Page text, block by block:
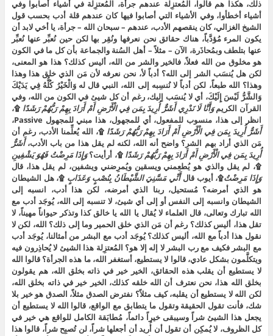
ذلك، هكذا هم قالوا، المُعتزِلة عندهم جرأة، المُعتزِلة في أشياء أصابوا وفي
أشياء أخطأوا، وفي الأشياء التي أصابوا فيها كان عندهم قلة أدب بحسب قول
الشيخ الغزالي، كان ينقصهم الأدب، عندهم – سبحان الله – جرأة، يا أخي لابد أن
يكون المرء مُؤدَّباً، هناك حقائق نحن نعرفها ونُقِر بها لكن حين نُعبِّر عنها نُعبِّر
عنها بتلطف وبمُحاذَرة، الآن – مثلاً – أهل السُنة والجماعة بأن كل ما في الكون
هو مخلوق من الله فعلاً، فالخير والشر من الله، أليس كذلك؟ هذا هو المعنى،
لكن هل يُنسَب الشر إلى الله؟ أدباً لأ، نحن نعرفه لأن مَن الذي خلق هذا وهذا
وهذا؟ الله طبعاً، لكن أدباً لا نُنسِبه إلى الله، النبي قال له وَالْخَيْرُ كُلُّهُ فِي يَدَيْكَ
وَالشَّرُّ لَيْسَ إِلَيْكَ، أي لا يُنسَب إليك، رغم أن كل شيئ في الكون من الله، وفي
القرآن الكريموَأَنَّا لَا نَدْرِي أَشَرٌّ أُرِيدَ بِمَن فِي الْأَرْضِ أَمْ أَرَادَ بِهِمْ رَبُّهُمْ رَشَدًا۩،
انظر إلى هذا، منسوب للمفعول، أي للمجهول، هذا مبني للمجهول Passive،
أَشَرٌّ أُرِيدَ بِمَن فِي الْأَرْضِ أَمْ أَرَادَ بِهِمْ رَبُّهُمْ رَشَدًا ۩، الله يُعلِّمنا الأدب، رغم أن
مَن الذي أراد بهم الشر؟ واضح أنه الله، لكنه لم يقل هذا من باب الأدب،أَشَرٌّ
أُرِيدَ بِمَن فِي الْأَرْضِ أَمْ أَرَادَ بِهِمْ رَبُّهُمْ رَشَدًا ۩، أرأيت؟وَإِذَا مَرِضْتُ فَهُوَ يَشْفِينِ
۩، لم يقل والذي هو يُطعِمني ويسقين ويُمرِضني ويشفين، لم يقل هذا، قال
وَإِذَا مَرِضْتُ۩، أيوب قالأَنِّي مَسَّنِيَ الشَّيْطَانُ بِنُصْبٍ وَعَذَابٍ ۩، هل الشيطان
هو الذي أمرضه؟ مُستحيل، ربنا الذي أمرضه، لكن هذا أدب، انسبه إلى
الشيطان وانسبه إلى النفس أو إلى أي شيئ، لا تنسبه إلى الله، يُوجَد أدب مع
الله تبارك وتعالى، قال العلماء لا يُقال يا الله يا خالق كذا وتذكر حيواناً مهيناً، لا
تقل هذا، أليس كذلك؟ رغم أن مَن الذي خلق الحمير وما إلى ذلك؟ الله، لكن لا
نقول هذا أدباً مع الله، أليس كذلك؟ يُوجَد أدب مع البشر من أمثالنا، يُوجَد أدب
مع البشر فكيف مع رب البشر لا إله إلا هو؟ المُعتزِلة هذا الشيئ لا يُحاذِرون فيه
ويتكلَّمون بشكل عادي، قالوا لا يستطيع، أستغفر الله، ما هذه الجرأة؟ قالوا الله
لا يستطيع أن يقلب هذه الحقائق، الخير خير في ذاته بخلق الله، هم يقولون
بخلق الله هذا، نحن نعترف أن الله خلقه كذلك، الخير خير في ذاته بخلق الله،
لكن الله لا يستطيع أن يقلبه، كيف مثلاً؟ نفترض الصدق مثلاً، الصدق هو خير بلا
شك، فأنت تقول الحقيقة وتقول ما يتطابق مع الواقع، قالوا الله لا يستطيع أن
يجعل هذا الشيئ شراً وسيبقى خيراً دائماً، مُطابَقة الكامل للواقع هي خير في
كل الظروف، لا يُمكِن أن تقول أن أُريد أن أجعلها شراً، لن تُصبِح شراً، قالوا هذا